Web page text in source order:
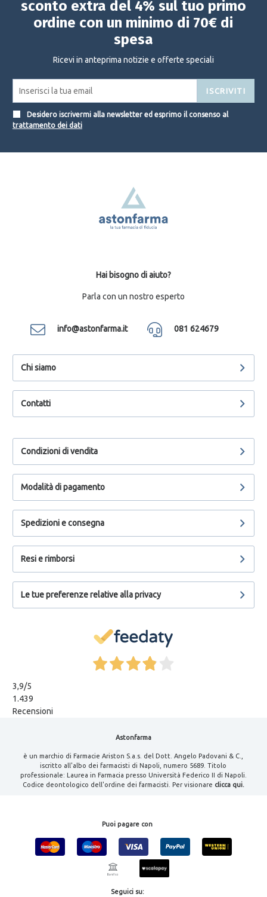
sconto extra del 4% sul tuo primo
ordine con un minimo di 70€ di
spesa
Ricevi in anteprima notizie e offerte speciali
ISCRIVITI
Desidero iscrivermi alla newsletter ed esprimo il consenso al
trattamento dei dati
Hai bisogno di aiuto?
Parla con un nostro esperto
info@astonfarma.it 081 624679
Chi siamo
Contatti
Condizioni di vendita
Modalità di pagamento
Spedizioni e consegna
Resi e rimborsi
Le tue preferenze relative alla privacy
3,9/5
1.439
Recensioni
Astonfarma
è un marchio di Farmacie Ariston S.a.s. del Dott. Angelo Padovani & C.,
iscritto all'albo dei farmacisti di Napoli, numero 5689. Titolo
professionale: Laurea in Farmacia presso Università Federico II di Napoli.
Codice deontologico dell'ordine dei farmacisti. Per visionare clicca qui.
Puoi pagare con
Seguici su: